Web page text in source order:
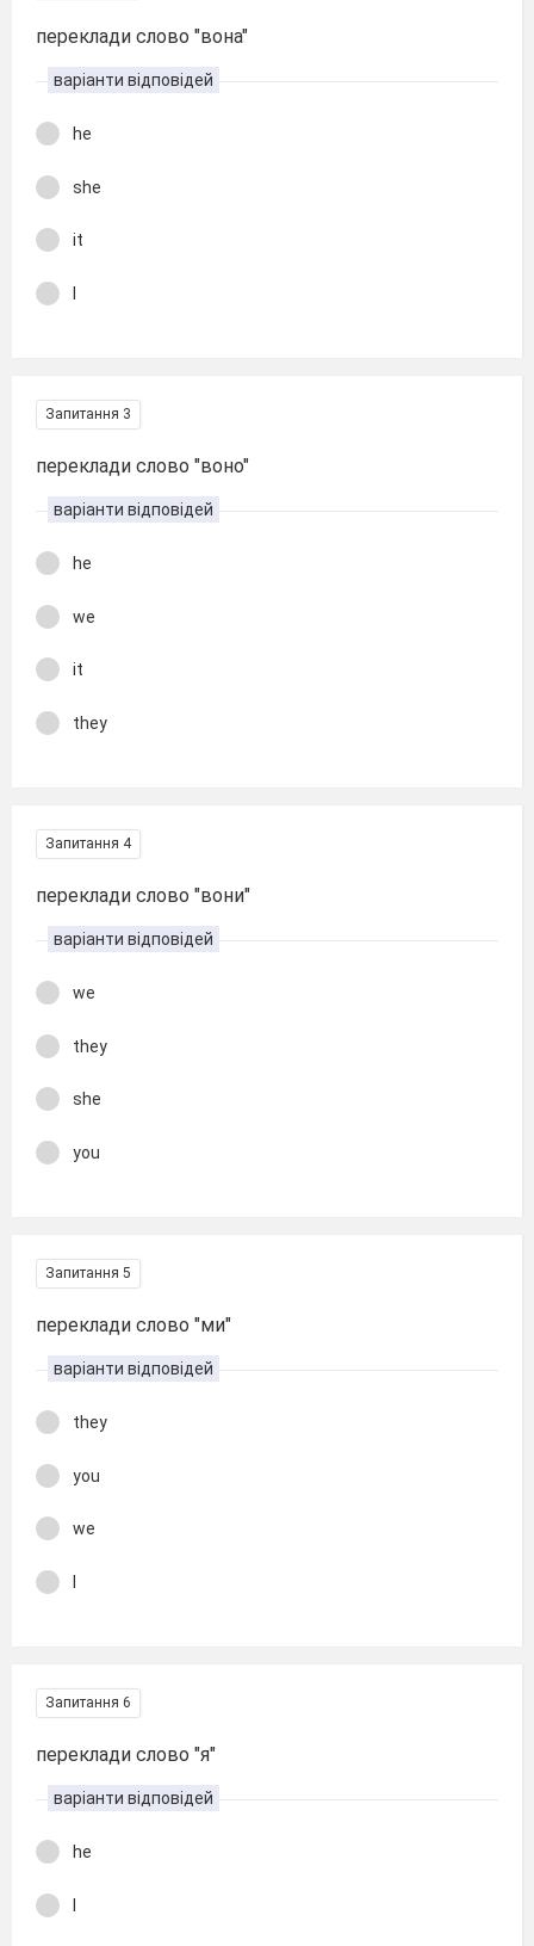
переклади слово "вона"
варіанти відповідей
he
she
it
I
Запитання 3
переклади слово "воно"
варіанти відповідей
he
we
it
they
Запитання 4
переклади слово "вони"
варіанти відповідей
we
they
she
you
Запитання 5
переклади слово "ми"
варіанти відповідей
they
you
we
I
Запитання 6
переклади слово "я"
варіанти відповідей
he
I